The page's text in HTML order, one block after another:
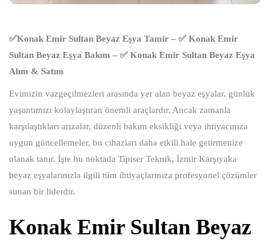
✅Konak Emir Sultan Beyaz Eşya Tamir – ✅ Konak Emir
Sultan Beyaz Eşya Bakım – ✅ Konak Emir Sultan Beyaz Eşya
Alım & Satım
Evimizin vazgeçilmezleri arasında yer alan beyaz eşyalar, günlük
yaşantımızı kolaylaştıran önemli araçlardır. Ancak zamanla
karşılaştıkları arızalar, düzenli bakım eksikliği veya ihtiyacınıza
uygun güncellemeler, bu cihazları daha etkili hale getirmenize
olanak tanır. İşte bu noktada Tipiser Teknik, İzmir Karşıyaka
beyaz eşyalarınızla ilgili tüm ihtiyaçlarınıza profesyonel çözümler
sunan bir liderdir.
Konak Emir Sultan Beyaz